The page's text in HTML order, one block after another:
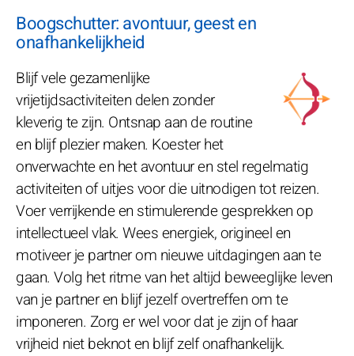
Boogschutter: avontuur, geest en
onafhankelijkheid
Blijf vele gezamenlijke
vrijetijdsactiviteiten delen zonder
kleverig te zijn. Ontsnap aan de routine
en blijf plezier maken. Koester het
onverwachte en het avontuur en stel regelmatig
activiteiten of uitjes voor die uitnodigen tot reizen.
Voer verrijkende en stimulerende gesprekken op
intellectueel vlak. Wees energiek, origineel en
motiveer je partner om nieuwe uitdagingen aan te
gaan. Volg het ritme van het altijd beweeglijke leven
van je partner en blijf jezelf overtreffen om te
imponeren. Zorg er wel voor dat je zijn of haar
vrijheid niet beknot en blijf zelf onafhankelijk.